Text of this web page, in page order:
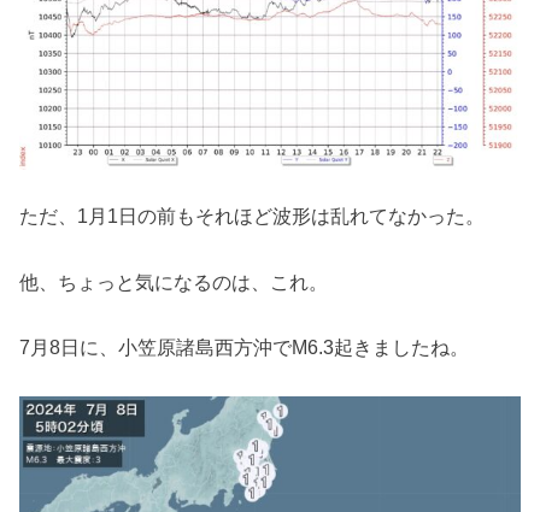
ただ、1月1日の前もそれほど波形は乱れてなかった。
他、ちょっと気になるのは、これ。
7月8日に、小笠原諸島西方沖でM6.3起きましたね。